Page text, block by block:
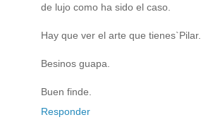
de lujo como ha sido el caso.
Hay que ver el arte que tienes`Pilar.
Besinos guapa.
Buen finde.
Responder